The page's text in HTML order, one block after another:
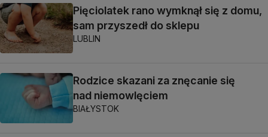
Pięciolatek rano wymknął się z domu,
sam przyszedł do sklepu
LUBLIN
Rodzice skazani za znęcanie się
nad niemowlęciem
BIAŁYSTOK